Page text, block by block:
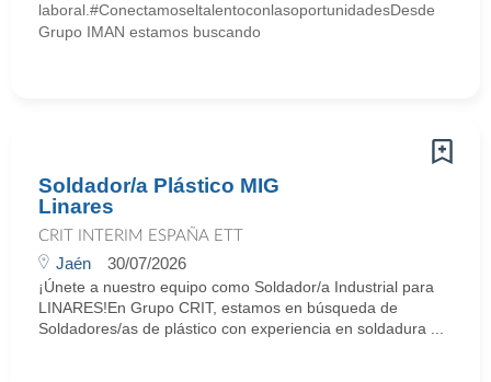
laboral.#ConectamoseltalentoconlasoportunidadesDesde
Grupo IMAN estamos buscando
Soldador/a Plástico MIG
Linares
CRIT INTERIM ESPAÑA ETT
Jaén 30/07/2026
¡Únete a nuestro equipo como Soldador/a Industrial para
LINARES!En Grupo CRIT, estamos en búsqueda de
Soldadores/as de plástico con experiencia en soldadura ...